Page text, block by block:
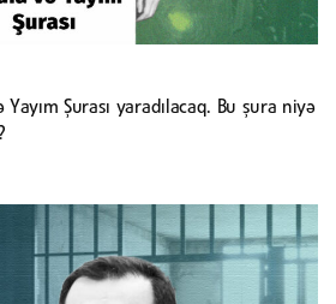
Şurası yaradılacaq. Bu şura niyə